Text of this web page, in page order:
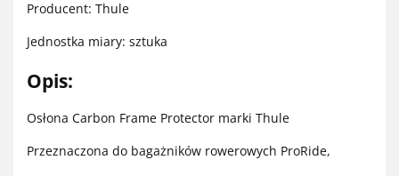
Producent: Thule
Jednostka miary: sztuka
Opis:
Osłona Carbon Frame Protector marki Thule
Przeznaczona do bagażników rowerowych ProRide,